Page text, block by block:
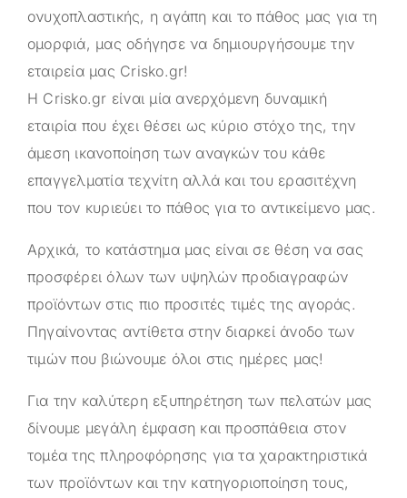
ονυχοπλαστικής, η αγάπη και το πάθος μας για τη
ομορφιά, μας οδήγησε να δημιουργήσουμε την
εταιρεία μας Crisko.gr!
Η Crisko.gr είναι μία ανερχόμενη δυναμική
εταιρία που έχει θέσει ως κύριο στόχο της, την
άμεση ικανοποίηση των αναγκών του κάθε
επαγγελματία τεχνίτη αλλά και του ερασιτέχνη
που τον κυριεύει το πάθος για το αντικείμενο μας.
Αρχικά, το κατάστημα μας είναι σε θέση να σας
προσφέρει όλων των υψηλών προδιαγραφών
προϊόντων στις πιο προσιτές τιμές της αγοράς.
Πηγαίνοντας αντίθετα στην διαρκεί άνοδο των
τιμών που βιώνουμε όλοι στις ημέρες μας!
Για την καλύτερη εξυπηρέτηση των πελατών μας
δίνουμε μεγάλη έμφαση και προσπάθεια στον
τομέα της πληροφόρησης για τα χαρακτηριστικά
των προϊόντων και την κατηγοριοποίηση τους,